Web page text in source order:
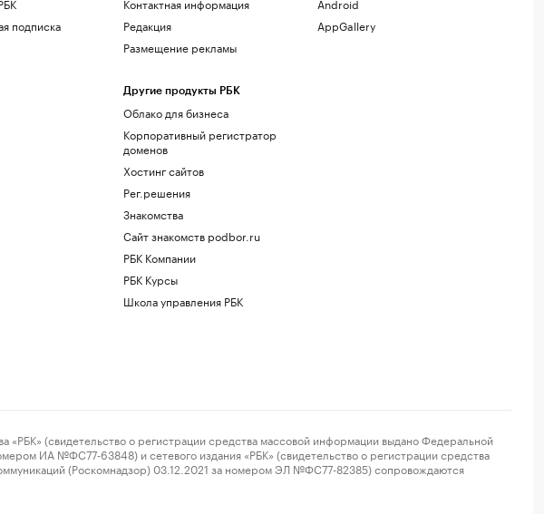
подписка
Редакция
Размещение рекламы
Другие продукты РБК
Облако для бизнеса
Корпоративный регистратор
доменов
Хостинг сайтов
Рег.решения
Знакомства
Сайт знакомств podbor.ru
РБК Компании
РБК Курсы
Школа управления РБК
AppGallery
(свидетельство о регистрации средства массовой информации выдано Федеральной
ИА №ФС77-63848) и сетевого издания «РБК» (свидетельство о регистрации средства
(Роскомнадзор) 03.12.2021 за номером ЭЛ №ФС77-82385) сопровождаются